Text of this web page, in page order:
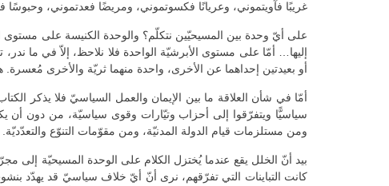
غريبًا فآويتموني، وعريانًا فكسوتموني، ومريضًا فعدتموني، وحبوسًا فأتيتم
على أيّ وحدة بين المسيحيّين نتكلّم؟ والوحدة الكنيسة على مستوى
إليها… أمّا على مستوى الأبرشيّة الواحدة فلا نلاحظ، إلاّ في ما
أو بعيدتين إحداهما عن الأخرى، واحدة منهما ثريّة والأخرى مُعسرة.
أمّا في شأن العلاقة ما بين الإيمان والعمل السياسيّ فلا يذكر
سياسيًّا ويتفرّقوا إلى أحزاب وتيّارات وقوى سياسيّة، من دون أن
ومن مستلزمات قيام الدولة المدنيّة، ومن مقوّمات التنوّع
بيد أنّ الخلل يقع عندما يُختزل الكلام على الوحدة المسيحيّة إلى
كانت التباينات التي تفرّقهم، نرى أنّ أيّ خلاف سياسيّ قد يهدّد